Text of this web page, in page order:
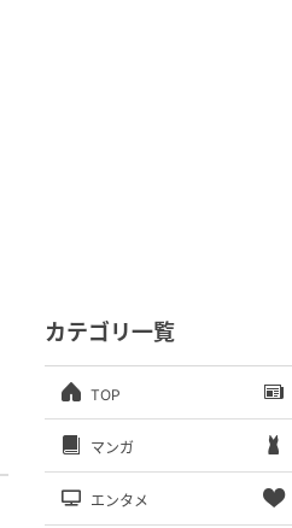
カテゴリ一覧
TOP
マンガ
エンタメ